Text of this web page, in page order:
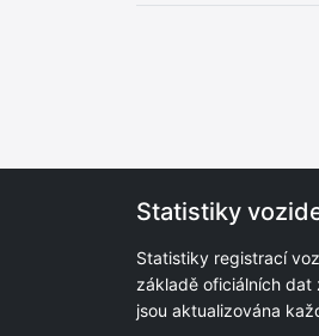
Statistiky
Statistiky registrací
základě oficiálních dat
jsou aktualizována